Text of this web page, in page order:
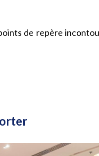
de repère